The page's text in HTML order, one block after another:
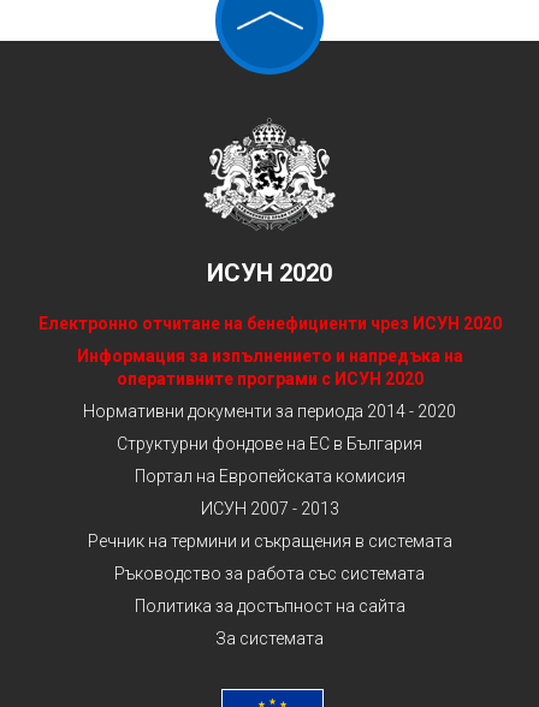
ИСУН 2020
Електронно отчитане на бенефициенти чрез ИСУН 2020
Информация за изпълнението и напредъка на
оперативните програми с ИСУН 2020
Нормативни документи за периода 2014 - 2020
Структурни фондове на ЕС в България
Портал на Европейската комисия
ИСУН 2007 - 2013
Речник на термини и съкращения в системата
Ръководство за работа със системата
Политика за достъпност на сайта
За системата